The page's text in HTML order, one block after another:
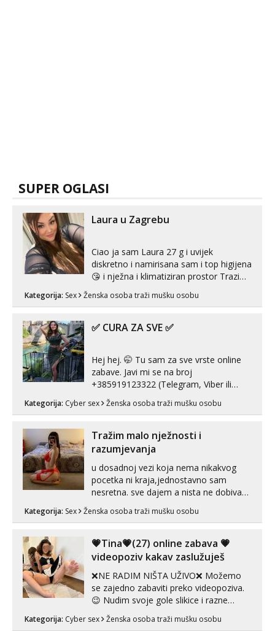
SUPER OGLASI
Laura u Zagrebu
Ciao ja sam Laura 27 g i uvijek
diskretno i namirisana sam i top higijena
😘 i nježna i klimatiziran prostor Trazim
Pusenje i gutanje sperme Erotsko rublje
tijelu Iskljucivo neradim analni !!! I
Kategorija: Sex Ženska osoba traži mušku osobu
✅ CURA ZA SVE ✅
Hej hej. 🤭 Tu sam za sve vrste online
zabave. Javi mi se na broj
+385919123322 (Telegram, Viber ili
Whatsapp). 🤙 NE javljaj se na uzivo.
Hvala.
Kategorija: Cyber sex Ženska osoba traži mušku osobu
Tražim malo nježnosti i
razumjevanja
u dosadnoj vezi koja nema nikakvog
pocetka ni kraja,jednostavno sam
nesretna. sve dajem a nista ne dobivam
zadovoljiti moje potrebe,ne trazim puno
volim njezan seks i njezne poljupce po
tijelu koji me jako pale,obozavam kad
muskar...
Kategorija: Sex Ženska osoba traži mušku osobu
💗Tina💗(27) online zabava 💗
videopoziv kakav zaslužuješ
❌NE RADIM NIŠTA UŽIVO❌ Možemo
se zajedno zabaviti preko videopoziva.
😉 Nudim svoje gole slikice i razne
videouradke. 🤩 Za online zabavu pošalji
poruku na Whatsapp, Telegram ili Viber.
Kategorija: Cyber sex Ženska osoba traži mušku osobu